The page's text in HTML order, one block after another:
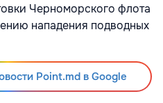
Черноморского флота
нападения подводных
Point.md в Google